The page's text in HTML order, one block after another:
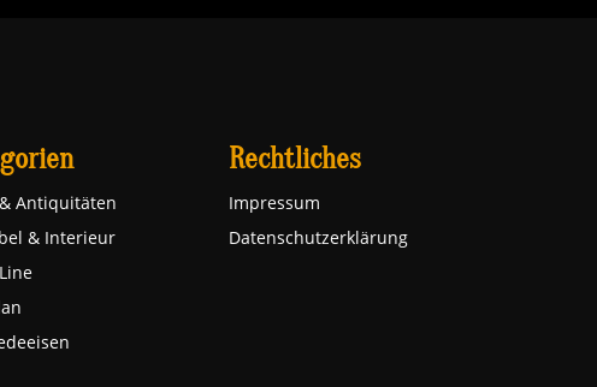
Antiquitäten
& Interieur
Rechtliches
Impressum
Datenschutzerklärung